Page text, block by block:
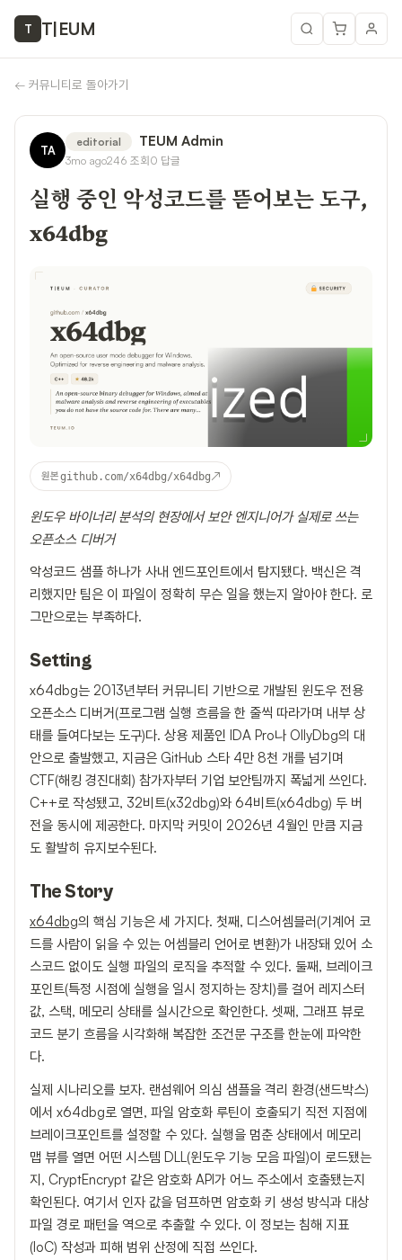
T T|EUM
← 커뮤니티로 돌아가기
TA
editorial TEUM Admin
3mo ago246 조회0 답글
실행 중인 악성코드를 뜯어보는 도구,
x64dbg
원본github.com/x64dbg/x64dbg↗
윈도우 바이너리 분석의 현장에서 보안 엔지니어가 실제로 쓰는
오픈소스 디버거
악성코드 샘플 하나가 사내 엔드포인트에서 탐지됐다. 백신은 격
리했지만 팀은 이 파일이 정확히 무슨 일을 했는지 알아야 한다. 로
그만으로는 부족하다.
Setting
x64dbg는 2013년부터 커뮤니티 기반으로 개발된 윈도우 전용
오픈소스 디버거(프로그램 실행 흐름을 한 줄씩 따라가며 내부 상
태를 들여다보는 도구)다. 상용 제품인 IDA Pro나 OllyDbg의 대
안으로 출발했고, 지금은 GitHub 스타 4만 8천 개를 넘기며
CTF(해킹 경진대회) 참가자부터 기업 보안팀까지 폭넓게 쓰인다.
C++로 작성됐고, 32비트(x32dbg)와 64비트(x64dbg) 두 버
전을 동시에 제공한다. 마지막 커밋이 2026년 4월인 만큼 지금
도 활발히 유지보수된다.
The Story
x64dbg의 핵심 기능은 세 가지다. 첫째, 디스어셈블러(기계어 코
드를 사람이 읽을 수 있는 어셈블리 언어로 변환)가 내장돼 있어 소
스코드 없이도 실행 파일의 로직을 추적할 수 있다. 둘째, 브레이크
포인트(특정 시점에 실행을 일시 정지하는 장치)를 걸어 레지스터
값, 스택, 메모리 상태를 실시간으로 확인한다. 셋째, 그래프 뷰로
코드 분기 흐름을 시각화해 복잡한 조건문 구조를 한눈에 파악한
다.
실제 시나리오를 보자. 랜섬웨어 의심 샘플을 격리 환경(샌드박스)
에서 x64dbg로 열면, 파일 암호화 루틴이 호출되기 직전 지점에
브레이크포인트를 설정할 수 있다. 실행을 멈춘 상태에서 메모리
맵 뷰를 열면 어떤 시스템 DLL(윈도우 기능 모음 파일)이 로드됐는
지, CryptEncrypt 같은 암호화 API가 어느 주소에서 호출됐는지
확인된다. 여기서 인자 값을 덤프하면 암호화 키 생성 방식과 대상
파일 경로 패턴을 역으로 추출할 수 있다. 이 정보는 침해 지표
(IoC) 작성과 피해 범위 산정에 직접 쓰인다.